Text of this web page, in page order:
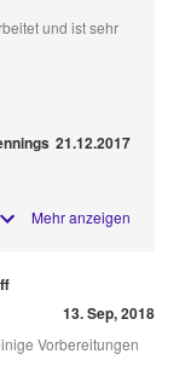
und ist sehr
21.12.2017
Mehr anzeigen
13. Sep, 2018
Vorbereitungen